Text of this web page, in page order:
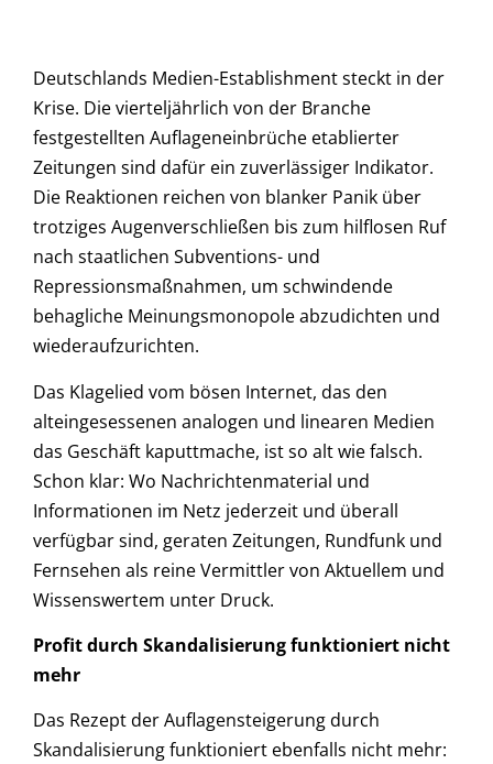
Deutschlands Medien-Establishment steckt in der
Krise. Die vierteljährlich von der Branche
festgestellten Auflageneinbrüche etablierter
Zeitungen sind dafür ein zuverlässiger Indikator.
Die Reaktionen reichen von blanker Panik über
trotziges Augenverschließen bis zum hilflosen Ruf
nach staatlichen Subventions- und
Repressionsmaßnahmen, um schwindende
behagliche Meinungsmonopole abzudichten und
wiederaufzurichten.
Das Klagelied vom bösen Internet, das den
alteingesessenen analogen und linearen Medien
das Geschäft kaputtmache, ist so alt wie falsch.
Schon klar: Wo Nachrichtenmaterial und
Informationen im Netz jederzeit und überall
verfügbar sind, geraten Zeitungen, Rundfunk und
Fernsehen als reine Vermittler von Aktuellem und
Wissenswertem unter Druck.
Profit durch Skandalisierung funktioniert nicht
mehr
Das Rezept der Auflagensteigerung durch
Skandalisierung funktioniert ebenfalls nicht mehr: